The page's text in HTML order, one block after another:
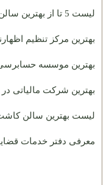
لیست 5 تا از بهترین سالن رنگ مو در عظیمیه +اطلاعات تماس
بهترین مرکز تنظیم
بهترین موسسه
بهترین شرکت مالیاتی در
لیست بهترین سالن کاشت ناخن در
معرفی دفتر خدمات